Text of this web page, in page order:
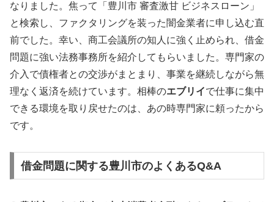
なりました。焦って「豊川市 審査激甘 ビジネスローン」
と検索し、ファクタリングを装った闇金業者に申し込む直
前でした。幸い、商工会議所の知人に強く止められ、借金
問題に強い法務事務所を紹介してもらいました。専門家の
介入で債権者との交渉がまとまり、事業を継続しながら無
理なく返済を続けています。相棒のエブリイで仕事に集中
できる環境を取り戻せたのは、あの時専門家に頼ったから
です。
借金問題に関する豊川市のよくあるQ&A